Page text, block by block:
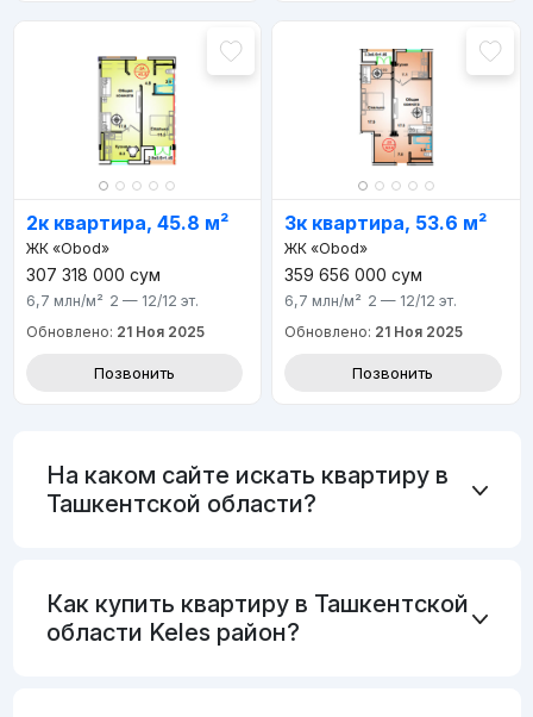
2к квартира, 45.8 м²
ЖК «Obod»
307 318 000 сум
6,7 млн/м² 2 — 12/12 эт.
Обновлено: 21 Ноя 2025
Позвонить
3к квартира, 53.6 м²
ЖК «Obod»
359 656 000 сум
6,7 млн/м² 2 — 12/12 эт.
Обновлено: 21 Ноя 2025
Позвонить
На каком сайте искать квартиру в
Ташкентской области?
Как купить квартиру в Ташкентской
области Keles район?